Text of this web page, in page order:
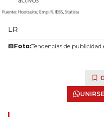
LR
Foto:Tendencias de publicidad